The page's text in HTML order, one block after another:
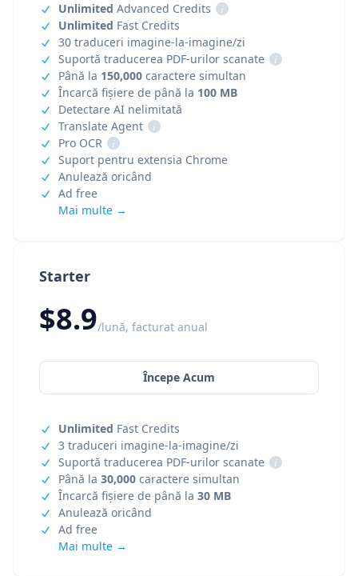
Starter
$8.9/lună, facturat anual
Începe Acum
Unlimited Fast Credits
3 traduceri imagine-la-imagine/zi
Suportă traducerea PDF-urilor scanate
i
Până la 30,000 caractere simultan
Încarcă fișiere de până la 30 MB
Anulează oricând
Ad free
Mai multe →
Unlimited Advanced Credits
i
Unlimited Fast Credits
30 traduceri imagine-la-imagine/zi
Suportă traducerea PDF-urilor scanate
i
Până la 150,000 caractere simultan
Încarcă fișiere de până la 100 MB
Detectare AI nelimitată
Translate Agent
i
Pro OCR
i
Suport pentru extensia Chrome
Anulează oricând
Ad free
Mai multe →